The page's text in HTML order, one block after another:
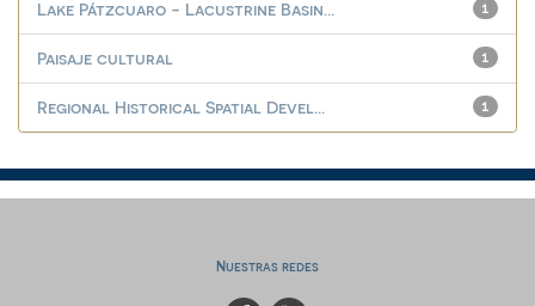
1
Lake Pátzcuaro - Lacustrine Basin...
1
Paisaje cultural
1
Regional Historical Spatial Devel...
Nuestras redes